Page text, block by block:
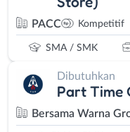
PACC Kompetitif
SMA / SMK
Dibutuhkan
Part Time
Bersama Warna